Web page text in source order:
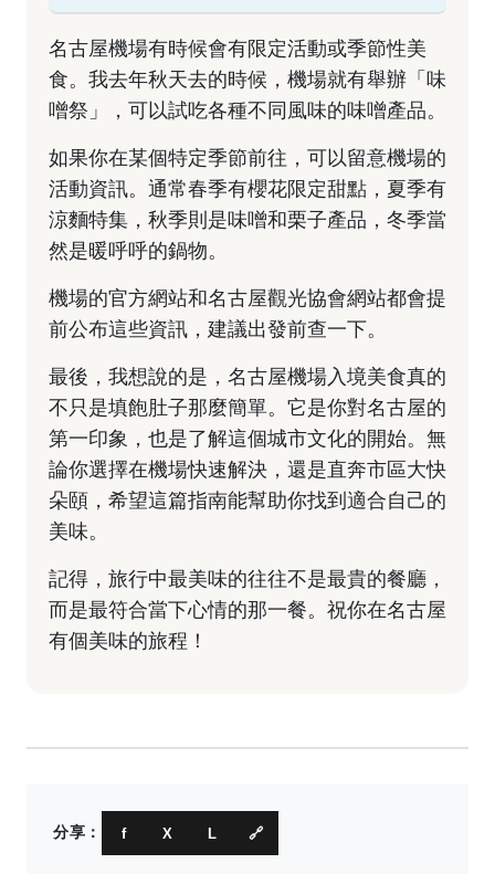
名古屋機場有時候會有限定活動或季節性美
食。我去年秋天去的時候，機場就有舉辦「味
噌祭」，可以試吃各種不同風味的味噌產品。
如果你在某個特定季節前往，可以留意機場的
活動資訊。通常春季有櫻花限定甜點，夏季有
涼麵特集，秋季則是味噌和栗子產品，冬季當
然是暖呼呼的鍋物。
機場的官方網站和名古屋觀光協會網站都會提
前公布這些資訊，建議出發前查一下。
最後，我想說的是，名古屋機場入境美食真的
不只是填飽肚子那麼簡單。它是你對名古屋的
第一印象，也是了解這個城市文化的開始。無
論你選擇在機場快速解決，還是直奔市區大快
朵頤，希望這篇指南能幫助你找到適合自己的
美味。
記得，旅行中最美味的往往不是最貴的餐廳，
而是最符合當下心情的那一餐。祝你在名古屋
有個美味的旅程！
分享： f X L 🔗